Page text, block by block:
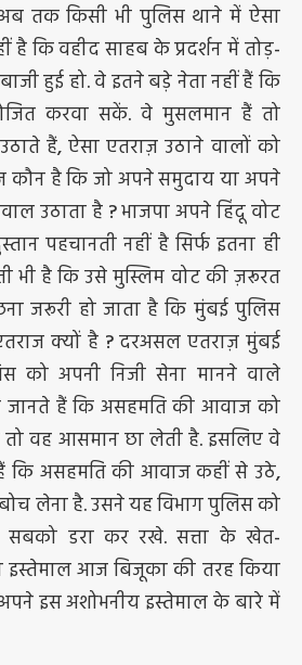
अब तक किसी भी पुलिस थाने में ऐसा
है कि वहीद साहब के प्रदर्शन में तोड़-
हुई हो. वे इतने बड़े नेता नहीं हैं कि
करवा सकें. वे मुसलमान हैं तो
हैं, ऐसा एतराज़ उठाने वालों को
कौन है कि जो अपने समुदाय या अपने
उठाता है ? भाजपा अपने हिंदू वोट
पहचानती नहीं है सिर्फ इतना ही
भी है कि उसे मुस्लिम वोट की ज़रूरत
जरूरी हो जाता है कि मुंबई पुलिस
क्यों है ? दरअसल एतराज़ मुंबई
को अपनी निजी सेना मानने वाले
वे जानते हैं कि असहमति की आवाज को
तो वह आसमान छा लेती है. इसलिए वे
कि असहमति की आवाज कहीं से उठे,
लेना है. उसने यह विभाग पुलिस को
डरा कर रखे. सत्ता के खेत-
आज बिजूका की तरह किया
अपने इस अशोभनीय इस्तेमाल के बारे में